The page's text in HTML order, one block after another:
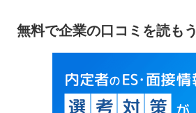
無料で企業の口コミを読もう